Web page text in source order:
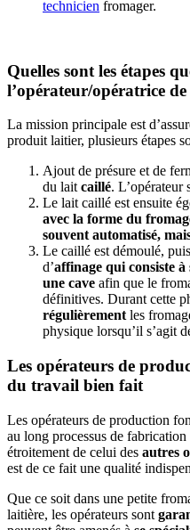
technicien fromager.
Quelles sont les étapes
l’opérateur/opératrice
La mission principale est
produit laitier, plusieurs étapes
Ajout de présure et de
du laitcaillé. L’opérateur
Le lait caillé est ensuite
avec la forme du
souvent automatisé,
Le caillé est démoulé,
d’affinage qui consiste
une cave afin que le
définitives. Durant cette
régulièrementles
physique lorsqu’il s’agit
Les opérateurs de
du travail bien fait
Les opérateurs de production
au long processus de
étroitement de celui des autres
est de ce fait une qualité
Que ce soit dans une petite
laitière, les opérateurs sont